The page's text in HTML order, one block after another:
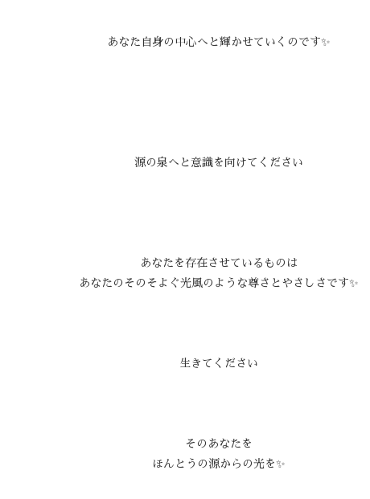
あなた自身の中心へと輝かせていくのです✨
源の泉へと意識を向けてください
あなたを存在させているものは
あなたのそのそよぐ光風のような尊さとやさしさです✨
生きてください
そのあなたを
ほんとうの源からの光を✨